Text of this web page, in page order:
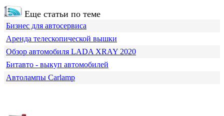
Еще статьи по теме
Бизнес для автосервиса
Аренда телескопической вышки
Обзор автомобиля LADA XRAY 2020
Битавто - выкуп автомобилей
Автолампы Carlamp